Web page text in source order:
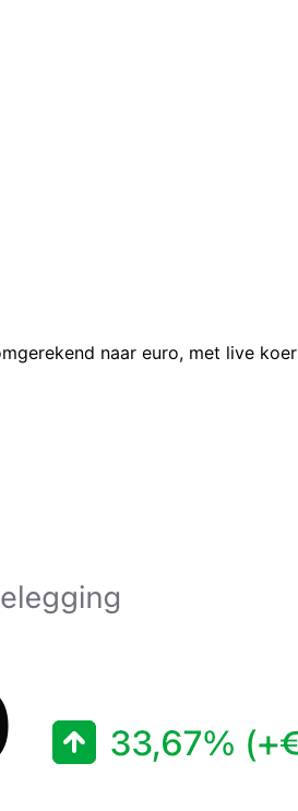
naar euro, met live